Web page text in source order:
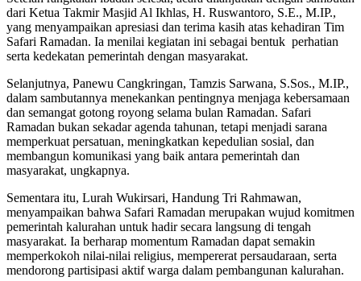
dari Ketua Takmir Masjid Al Ikhlas, H. Ruswantoro, S.E., M.IP.,
yang menyampaikan apresiasi dan terima kasih atas kehadiran Tim
Safari Ramadan. Ia menilai kegiatan ini sebagai bentuk perhatian
serta kedekatan pemerintah dengan masyarakat.
Selanjutnya, Panewu Cangkringan, Tamzis Sarwana, S.Sos., M.IP.,
dalam sambutannya menekankan pentingnya menjaga kebersamaan
dan semangat gotong royong selama bulan Ramadan. Safari
Ramadan bukan sekadar agenda tahunan, tetapi menjadi sarana
memperkuat persatuan, meningkatkan kepedulian sosial, dan
membangun komunikasi yang baik antara pemerintah dan
masyarakat, ungkapnya.
Sementara itu, Lurah Wukirsari, Handung Tri Rahmawan,
menyampaikan bahwa Safari Ramadan merupakan wujud komitmen
pemerintah kalurahan untuk hadir secara langsung di tengah
masyarakat. Ia berharap momentum Ramadan dapat semakin
memperkokoh nilai-nilai religius, mempererat persaudaraan, serta
mendorong partisipasi aktif warga dalam pembangunan kalurahan.